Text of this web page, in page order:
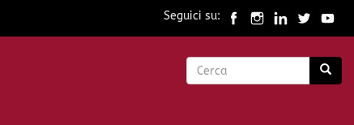
Seguici su:
Form